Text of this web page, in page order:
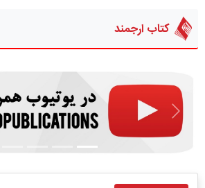
کتاب ارجمند
قبلی